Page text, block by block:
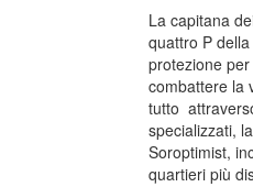
La capitana
quattro P
protezione
combattere la
tutto
specializzati,
Soroptimist,
quartieri più